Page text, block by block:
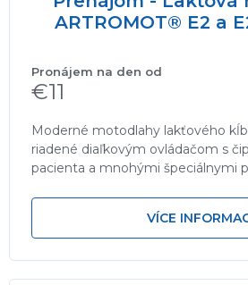
ARTROMOT® E2 a
€11
Moderné motodlahy lakťového
riadené diaľkovým ovládačom s
pacienta a mnohými špeciálnymi
VÍCE